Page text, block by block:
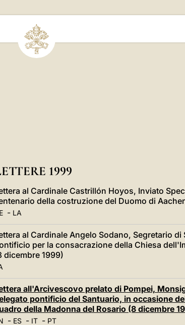
1999
al Cardinale Castrillón Hoyos, Inviato
della costruzione del Duomo di
- LA
al Cardinale Angelo Sodano, Segretario
per la consacrazione della Chiesa
dicembre 1999)
all'Arcivescovo prelato di Pompei,
pontificio del Santuario, in occasione
della Madonna del Rosario (8 dicembre
- ES- IT- PT